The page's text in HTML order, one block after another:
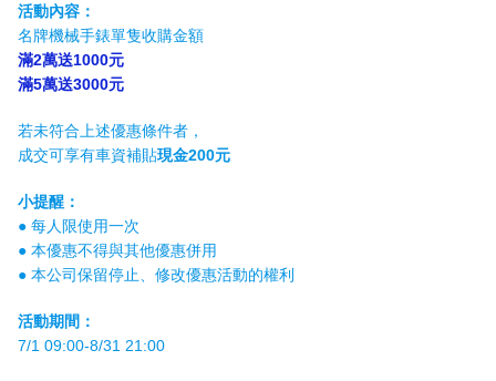
活動內容：
名牌機械手錶單隻收購金額
滿2萬送1000元
滿5萬送3000元
若未符合上述優惠條件者，
成交可享有車資補貼現金200元
小提醒：
● 每人限使用一次
● 本優惠不得與其他優惠併用
● 本公司保留停止、修改優惠活動的權利
活動期間：
7/1 09:00-8/31 21:00